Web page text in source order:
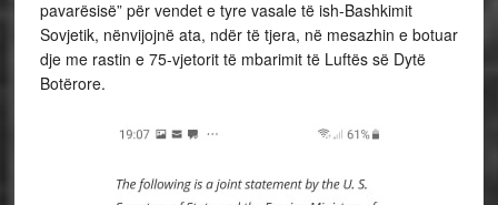
pavarësisë” për vendet e tyre vasale të ish-Bashkimit
Sovjetik, nënvijojnë ata, ndër të tjera, në mesazhin e botuar
dje me rastin e 75-vjetorit të mbarimit të Luftës së Dytë
Botërore.